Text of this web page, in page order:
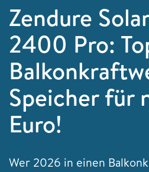
Zendure
2400 Pro:
Speicher für
Euro!
Wer 2026 in einen